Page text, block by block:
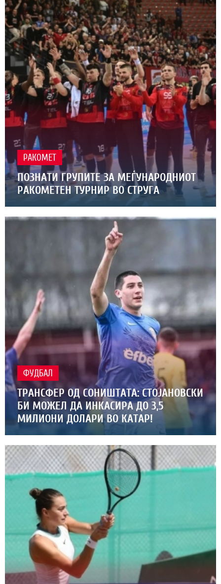
РАКОМЕТ
ПОЗНАТИ ГРУПИТЕ ЗА МЕЃУНАРОДНИОТ
РАКОМЕТЕН ТУРНИР ВО СТРУГА
ФУДБАЛ
ТРАНСФЕР ОД СОНИШТАТА: СТОЈАНОВСКИ
БИ МОЖЕЛ ДА ИНКАСИРА ДО 3,5
МИЛИОНИ ДОЛАРИ ВО КАТАР!